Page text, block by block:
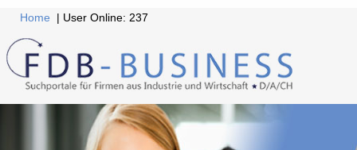
Home | User Online: 237